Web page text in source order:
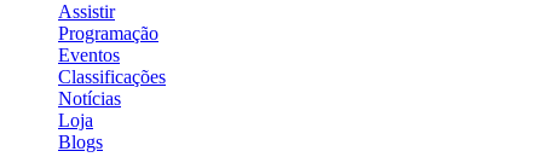
Assistir
Programação
Eventos
Classificações
Notícias
Loja
Blogs